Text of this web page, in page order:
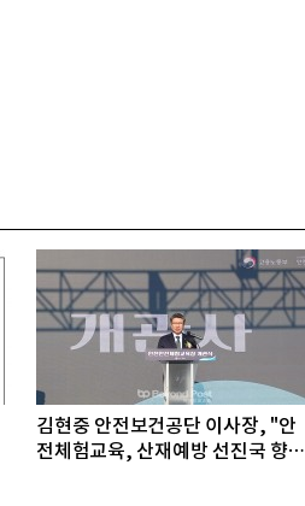
김현중 안전보건공단 이사장, "안
전체험교육, 산재예방 선진국 향한